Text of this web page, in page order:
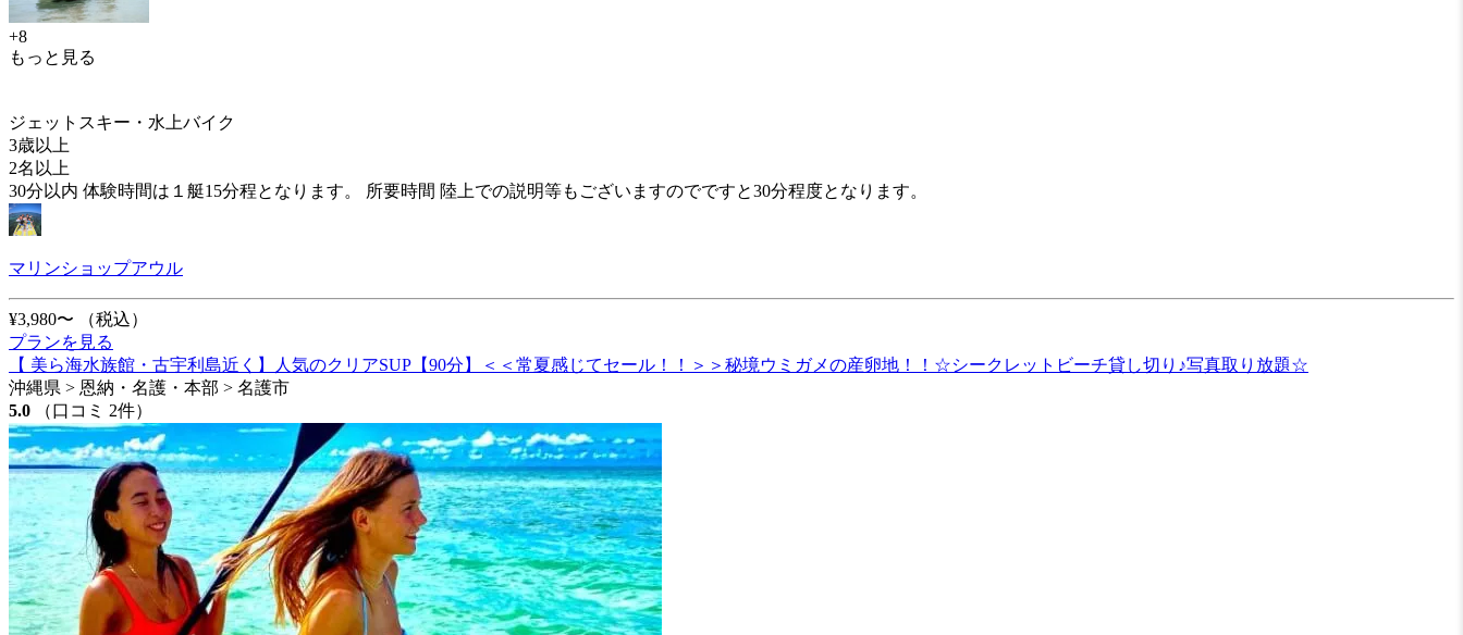
+8
もっと見る
ジェットスキー・水上バイク
3歳以上
2名以上
30分以内 体験時間は１艇15分程となります。 所要時間 陸上での説明等もございますのでですと30分程度となります。
マリンショップアウル
¥3,980〜
（税込）
プランを見る
【 美ら海水族館・古宇利島近く】人気のクリアSUP【90分】＜＜常夏感じてセール！！＞＞秘境ウミガメの産卵地！！☆シークレットビーチ貸し切り♪写真取り放題☆
沖縄県 > 恩納・名護・本部 > 名護市
5.0
（口コミ 2件）